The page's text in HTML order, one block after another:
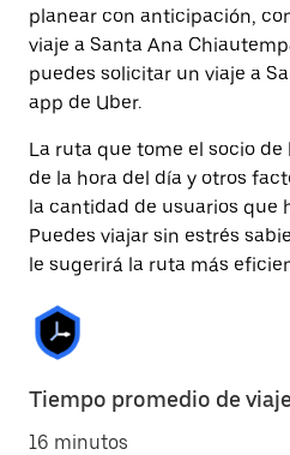
planear con anticipación,
viaje a Santa Ana
puedes solicitar un viaje a
app de Uber.
La ruta que tome el socio
de la hora del día y otros
la cantidad de usuarios que
Puedes viajar sin estrés
le sugerirá la ruta más
Tiempo promedio de viaje
16 minutos